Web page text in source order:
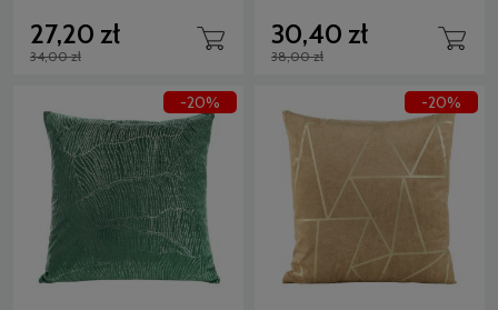
27,20 zł
34,00 zł
30,40 zł
38,00 zł
-20% -20%